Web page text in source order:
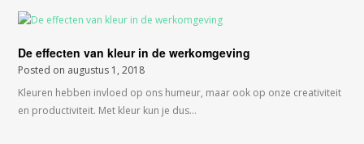
De effecten van kleur in de werkomgeving
Posted on augustus 1, 2018
Kleuren hebben invloed op ons humeur, maar ook op onze creativiteit
en productiviteit. Met kleur kun je dus…